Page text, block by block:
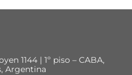
1144 | 1º piso – CABA,
Argentina